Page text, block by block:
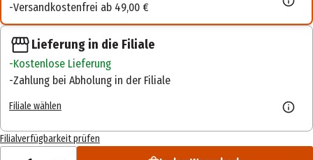
Versandkostenfrei ab 49,00 €
Lieferung in die Filiale
Kostenlose Lieferung
Zahlung bei Abholung in der Filiale
Filiale wählen
Filialverfügbarkeit prüfen